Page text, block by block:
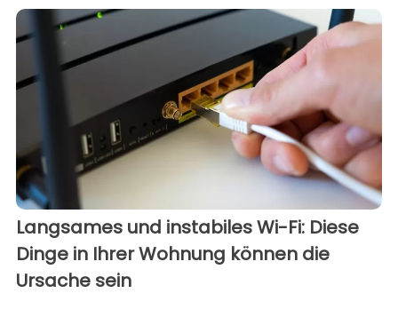
Langsames und instabiles Wi-Fi: Diese
Dinge in Ihrer Wohnung können die
Ursache sein